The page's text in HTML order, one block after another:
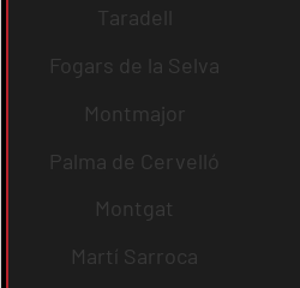
Taradell
Fogars de la Selva
Montmajor
Palma de Cervelló
Montgat
Martí Sarroca